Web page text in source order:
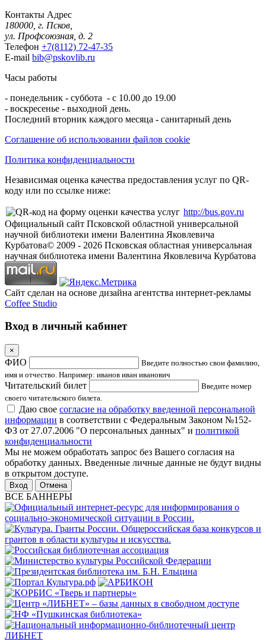
Контакты Адрес
180000, г. Псков,
ул. Профсоюзная, д. 2
Телефон +7(8112) 72-47-35
E-mail bib@pskovlib.ru
Часы работы
- понедельник - суббота - с 10.00 до 19.00
- воскресенье - выходной день.
Последний вторник каждого месяца - санитарный день
Соглашение об использовании файлов cookie
Политика конфиденциальности
Независимая оценка качества предоставления услуг по QR-
коду или по ссылке ниже:
http://bus.gov.ru
Официальный сайт Псковской областной универсальной
научной библиотеки имени Валентина Яковлевича
Курбатова© 2009 - 2026 Псковская областная универсальная
научная библиотека имени Валентина Яковлевича Курбатова
Сайт сделан на основе дизайна агентства интернет-рекламы
Coffee Studio
Вход в личный кабинет
×
ФИО
Введите полностью свои фамилию,
имя и отчество. Например: иванов иван иванович
Читательский билет
Введите номер
своего читательского билета.
Даю свое согласие на обработку введенной персональной
информации в соответствии с Федеральным Законом №152-
ФЗ от 27.07.2006 "О персональных данных" и политикой
конфиденциальности
Мы не можем обработать запрос без Вашего согласия на
обработку данных. Введенные личные данные не будут видны
в открытом доступе.
Отмена
ВСЕ БАННЕРЫ